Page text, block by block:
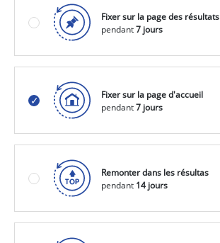
Fixer sur la page des résultats
pendant7 jours
Fixer sur la page d'accueil
pendant7 jours
Remonter dans les résultas
pendant 14 jours